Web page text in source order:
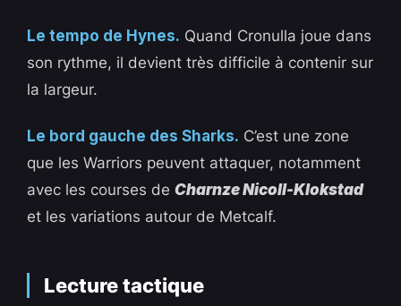
Le tempo de Hynes. Quand Cronulla joue dans
son rythme, il devient très difficile à contenir sur
la largeur.
Le bord gauche des Sharks. C’est une zone
que les Warriors peuvent attaquer, notamment
avec les courses deCharnze Nicoll-Klokstad
et les variations autour de Metcalf.
Lecture tactique